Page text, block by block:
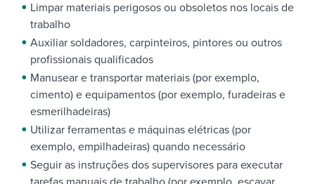
Limpar materiais perigosos ou obsoletos nos locais de
trabalho
Auxiliar soldadores, carpinteiros, pintores ou outros
profissionais qualificados
Manusear e transportar materiais (por exemplo,
cimento) e equipamentos (por exemplo, furadeiras e
esmerilhadeiras)
Utilizar ferramentas e máquinas elétricas (por
exemplo, empilhadeiras) quando necessário
Seguir as instruções dos supervisores para executar